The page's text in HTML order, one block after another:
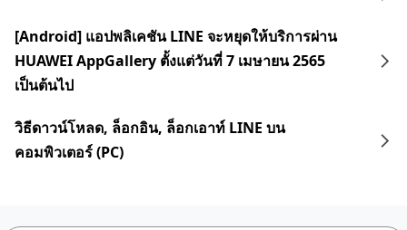
[Android] แอปพลิเคชัน LINE จะหยุดให้บริการผ่าน
HUAWEI AppGallery ตั้งแต่วันที่ 7 เมษายน 2565
เป็นต้นไป
วิธีดาวน์โหลด, ล็อกอิน, ล็อกเอาท์ LINE บน
คอมพิวเตอร์ (PC)